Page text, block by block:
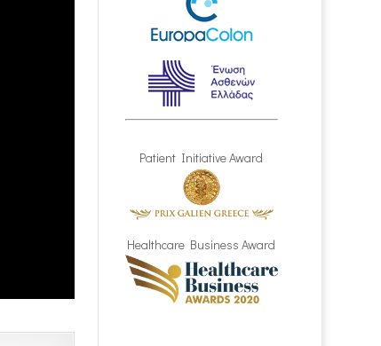
Patient Initiative Award
Healthcare Business Award